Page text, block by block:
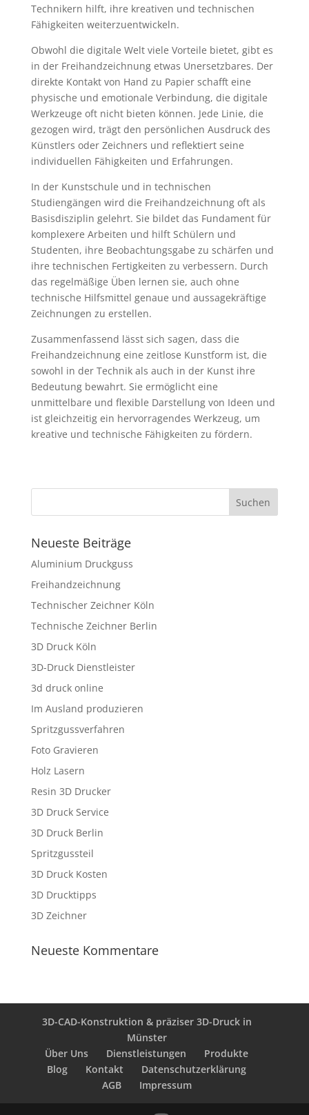
Technikern hilft, ihre kreativen und technischen
Fähigkeiten weiterzuentwickeln.
Obwohl die digitale Welt viele Vorteile bietet, gibt es
in der Freihandzeichnung etwas Unersetzbares. Der
direkte Kontakt von Hand zu Papier schafft eine
physische und emotionale Verbindung, die digitale
Werkzeuge oft nicht bieten können. Jede Linie, die
gezogen wird, trägt den persönlichen Ausdruck des
Künstlers oder Zeichners und reflektiert seine
individuellen Fähigkeiten und Erfahrungen.
In der Kunstschule und in technischen
Studiengängen wird die Freihandzeichnung oft als
Basisdisziplin gelehrt. Sie bildet das Fundament für
komplexere Arbeiten und hilft Schülern und
Studenten, ihre Beobachtungsgabe zu schärfen und
ihre technischen Fertigkeiten zu verbessern. Durch
das regelmäßige Üben lernen sie, auch ohne
technische Hilfsmittel genaue und aussagekräftige
Zeichnungen zu erstellen.
Zusammenfassend lässt sich sagen, dass die
Freihandzeichnung eine zeitlose Kunstform ist, die
sowohl in der Technik als auch in der Kunst ihre
Bedeutung bewahrt. Sie ermöglicht eine
unmittelbare und flexible Darstellung von Ideen und
ist gleichzeitig ein hervorragendes Werkzeug, um
kreative und technische Fähigkeiten zu fördern.
Neueste Beiträge
Aluminium Druckguss
Freihandzeichnung
Technischer Zeichner Köln
Technische Zeichner Berlin
3D Druck Köln
3D-Druck Dienstleister
3d druck online
Im Ausland produzieren
Spritzgussverfahren
Foto Gravieren
Holz Lasern
Resin 3D Drucker
3D Druck Service
3D Druck Berlin
Spritzgussteil
3D Druck Kosten
3D Drucktipps
3D Zeichner
Neueste Kommentare
3D-CAD-Konstruktion & präziser 3D-Druck in
Münster
Über Uns
Dienstleistungen
Produkte
Blog
Kontakt
Datenschutzerklärung
AGB
Impressum